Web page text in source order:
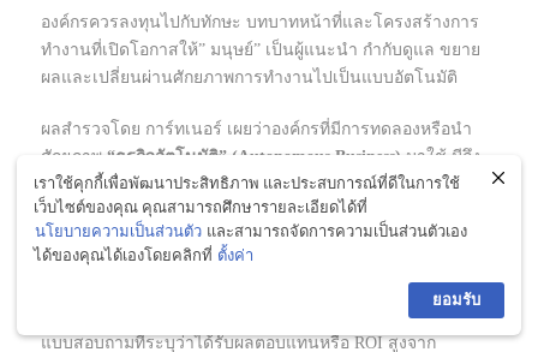
องค์กรควรลงทุนไปกับทักษะ บทบาทหน้าที่และโครงสร้างการ
ทำงานที่เปิดโอกาสให้” มนุษย์” เป็นผู้แนะนำ กำกับดูแล ขยาย
ผลและเปลี่ยนผ่านศักยภาพการทำงานไปเป็นแบบอัตโนมัติ
ผลสำรวจโดย การ์ทเนอร์ เผยว่าองค์กรที่มีการทดลองหรือนำ
ศักยภาพ “ธุรกิจอัตโนมัติ” (Autonomous Business) มาใช้ มีถึง
ประมาณ 80% ที่รายงานว่ามีการปรับลดจำนวนพนักงานลง
อย่างไรก็ตาม การปรับลดพนักงานดังกล่าวดูเหมือนจะไม่
สามารถเปลี่ยนเป็นผลตอบแทนจากการลงทุน (ROI) ได้
ผลสำรวจพบว่า อัตราการปรับลดพนักงานระหว่างกลุ่มผู้ตอบ
แบบสอบถามที่ระบุว่าได้รับผลตอบแทนหรือ ROI สูงจาก
เราใช้คุกกี้เพื่อพัฒนาประสิทธิภาพ และประสบการณ์ที่ดีในการใช้
เว็บไซต์ของคุณ คุณสามารถศึกษารายละเอียดได้ที่
นโยบายความเป็นส่วนตัว และสามารถจัดการความเป็นส่วนตัวเอง
ได้ของคุณได้เองโดยคลิกที่ ตั้งค่า
ยอมรับ